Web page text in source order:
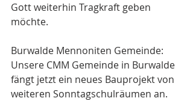
Gott weiterhin Tragkraft geben
möchte.
Burwalde Mennoniten Gemeinde:
Unsere CMM Gemeinde in Burwalde
fängt jetzt ein neues Bauprojekt von
weiteren Sonntagschulräumen an.